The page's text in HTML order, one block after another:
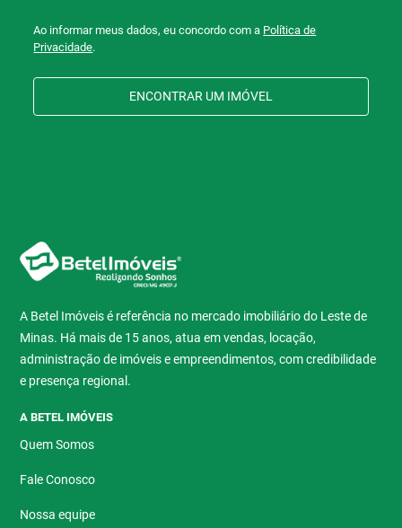
Ao informar meus dados, eu concordo com a Política de
Privacidade.
ENCONTRAR UM IMÓVEL
A Betel Imóveis é referência no mercado imobiliário do Leste de
Minas. Há mais de 15 anos, atua em vendas, locação,
administração de imóveis e empreendimentos, com credibilidade
e presença regional.
A BETEL IMÓVEIS
Quem Somos
Fale Conosco
Nossa equipe